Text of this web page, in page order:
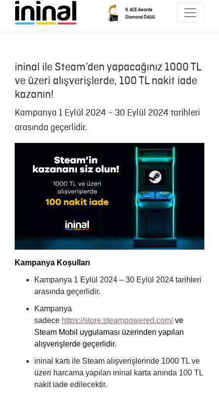
9. ACE Awards
Diamond Ödülü
ininal ile Steam’den yapacağınız 1000 TL
ve üzeri alışverişlerde, 100 TL nakit iade
kazanın!
Kampanya 1 Eylül 2024 – 30 Eylül 2024 tarihleri
arasında geçerlidir.
Kampanya Koşulları
Kampanya 1 Eylül 2024 – 30 Eylül 2024 tarihleri
arasında geçerlidir.
Kampanya
sadece https://store.steampowered.com/ ve
Steam Mobil uygulaması üzerinden yapılan
alışverişlerde geçerlidir.
ininal kartı ile Steam alışverişlerinde 1000 TL ve
üzeri harcama yapılan ininal karta anında 100 TL
nakit iade edilecektir.